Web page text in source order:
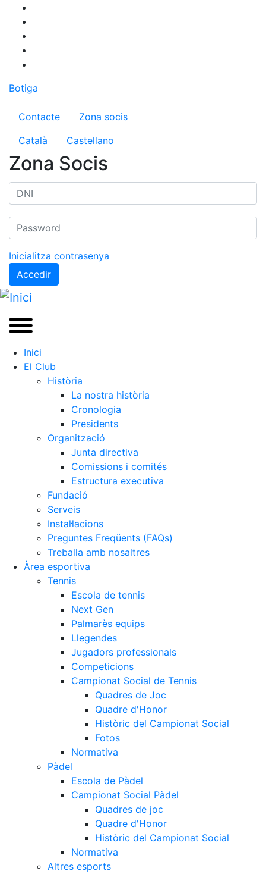
contingut
Botiga
Menú del compte d'usuari
Contacte
Zona socis
Català
Castellano
Zona Socis
Inicialitza contrasenya
Accedir
Inici
El Club
Història
La nostra història
Cronologia
Presidents
Organització
Junta directiva
Comissions i comités
Estructura executiva
Fundació
Serveis
Instal·lacions
Preguntes Freqüents (FAQs)
Treballa amb nosaltres
Àrea esportiva
Tennis
Escola de tennis
Next Gen
Palmarès equips
Llegendes
Jugadors professionals
Competicions
Campionat Social de Tennis
Quadres de Joc
Quadre d'Honor
Històric del Campionat Social
Fotos
Normativa
Pàdel
Escola de Pàdel
Campionat Social Pàdel
Quadres de joc
Quadre d'Honor
Històric del Campionat Social
Normativa
Altres esports